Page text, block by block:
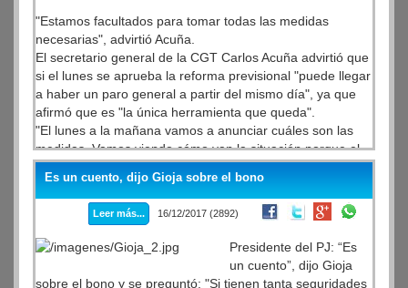
"Estamos facultados para tomar todas las medidas
necesarias", advirtió Acuña.
El secretario general de la CGT Carlos Acuña advirtió que
si el lunes se aprueba la reforma previsional "puede llegar
a haber un paro general a partir del mismo día", ya que
afirmó que es "la única herramienta que queda".
"El lunes a la mañana vamos a anunciar cuáles son las
medidas. Vamos viendo cómo van la situación porque el
Presidente (Mauricio Macri) por ahí reflexiona", sostuvo el
dirigente gremial.
Es un cuento, dijo Gioja sobre el bono
Leer más... 16/12/2017 (2892)
Presidente del PJ: “Es
un cuento”, dijo Gioja
sobre el bono y se preguntó: "Si tienen tanta seguridades